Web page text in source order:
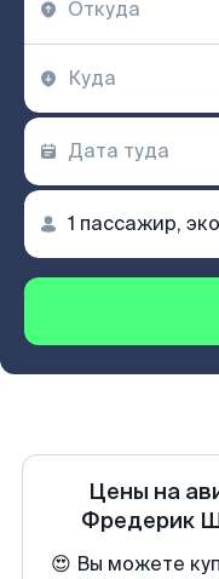
Цены на
Фредерик
😍 Вы можете